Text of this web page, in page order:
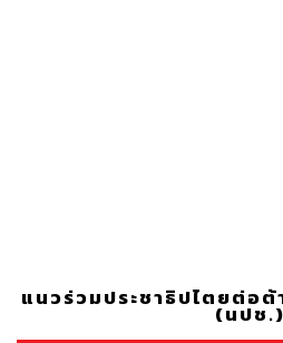
แนวร่วมประชาธิปไตยต่อ
(นปช.)